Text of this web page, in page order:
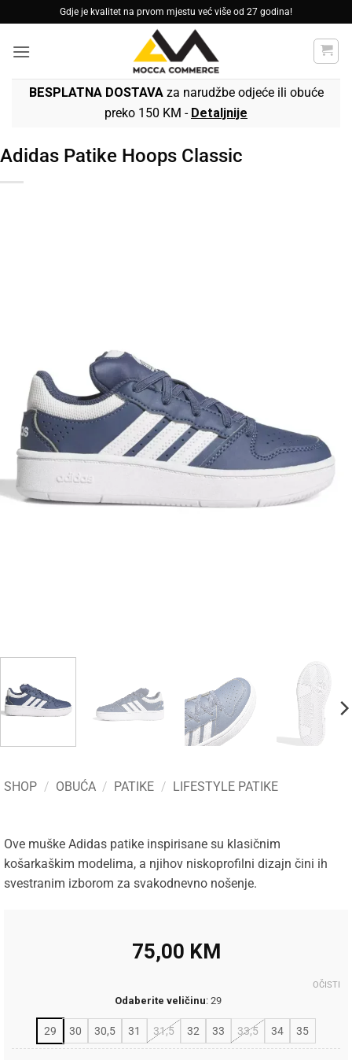
to
content
Gdje je kvalitet na prvom mjestu već više od 27 godina!
BESPLATNA DOSTAVAza narudžbe odjeće ili obuće
preko 150 KM - Detaljnije
Adidas Patike Hoops Classic
SHOP / OBUĆA / PATIKE / LIFESTYLE PATIKE
Ove muške Adidas patike inspirisane su klasičnim
košarkaškim modelima, a njihov niskoprofilni dizajn čini ih
svestranim izborom za svakodnevno nošenje.
75,00 KM
Odaberite veličinu: 29
29 30 30,5 31 31,5 32 33 33,5 34 35
OČISTI